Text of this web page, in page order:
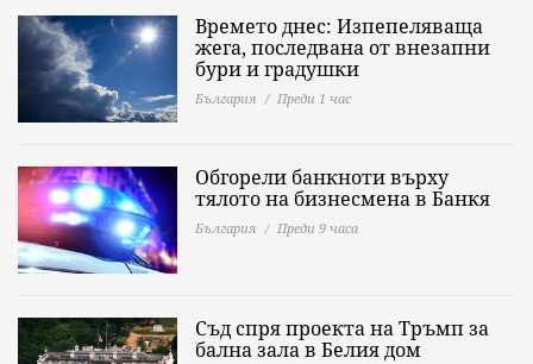
Времето днес: Изпепеляваща
жега, последвана от внезапни
бури и градушки
България Преди 1 час
Обгорели банкноти върху
тялото на бизнесмена в Банкя
България Преди 9 часа
Съд спря проекта на Тръмп за
бална зала в Белия дом